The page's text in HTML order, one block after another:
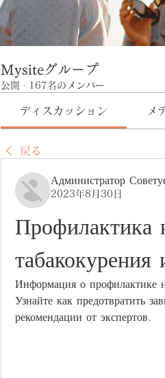
Mysiteグループ
公開 · 167名のメンバー
ディスカッション メ
戻る
Администратор
2023年8月30日
Профилактика
табакокурения
Информация о профилактике
Узнайте как предотвратить
рекомендации от экспертов.